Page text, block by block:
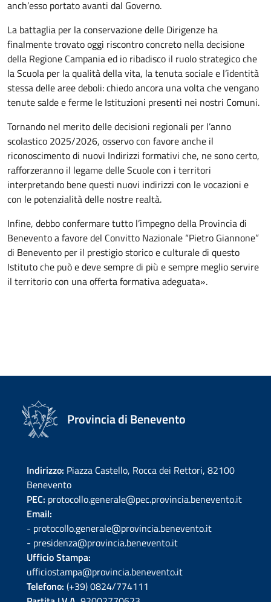
anch’esso portato avanti dal Governo.
La battaglia per la conservazione delle Dirigenze ha
finalmente trovato oggi riscontro concreto nella decisione
della Regione Campania ed io ribadisco il ruolo strategico che
la Scuola per la qualità della vita, la tenuta sociale e l’identità
stessa delle aree deboli: chiedo ancora una volta che vengano
tenute salde e ferme le Istituzioni presenti nei nostri Comuni.
Tornando nel merito delle decisioni regionali per l’anno
scolastico 2025/2026, osservo con favore anche il
riconoscimento di nuovi Indirizzi formativi che, ne sono certo,
rafforzeranno il legame delle Scuole con i territori
interpretando bene questi nuovi indirizzi con le vocazioni e
con le potenzialità delle nostre realtà.
Infine, debbo confermare tutto l’impegno della Provincia di
Benevento a favore del Convitto Nazionale “Pietro Giannone”
di Benevento per il prestigio storico e culturale di questo
Istituto che può e deve sempre di più e sempre meglio servire
il territorio con una offerta formativa adeguata».
Provincia di Benevento
Indirizzo: Piazza Castello, Rocca dei Rettori, 82100
Benevento
PEC: protocollo.generale@pec.provincia.benevento.it
Email:
- protocollo.generale@provincia.benevento.it
- presidenza@provincia.benevento.it
Ufficio Stampa:
ufficiostampa@provincia.benevento.it
Telefono: (+39) 0824/774111